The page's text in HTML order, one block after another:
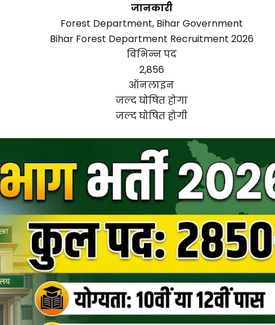
जानकारी
Forest Department, Bihar Government
Bihar Forest Department Recruitment 2026
विभिन्न पद
2,856
ऑनलाइन
जल्द घोषित होगा
जल्द घोषित होगी